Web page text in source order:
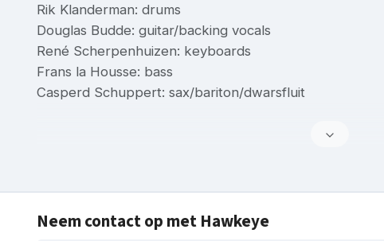
Rik Klanderman: drums
Douglas Budde: guitar/backing vocals
René Scherpenhuizen: keyboards
Frans la Housse: bass
Casperd Schuppert: sax/bariton/dwarsfluit
Neem contact op met Hawkeye